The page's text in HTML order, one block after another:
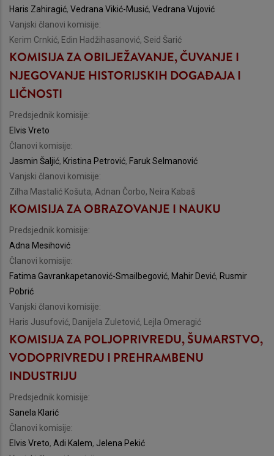
Haris Zahiragić, Vedrana Vikić-Musić, Vedrana Vujović
Vanjski članovi komisije:
Kerim Crnkić, Edin Hadžihasanović, Seid Šarić
KOMISIJA ZA OBILJEŽAVANJE, ČUVANJE I
NJEGOVANJE HISTORIJSKIH DOGAĐAJA I
LIČNOSTI
Predsjednik komisije:
Elvis Vreto
Članovi komisije:
Jasmin Šaljić, Kristina Petrović, Faruk Selmanović
Vanjski članovi komisije:
Zilha Mastalić Košuta, Adnan Čorbo, Neira Kabaš
KOMISIJA ZA OBRAZOVANJE I NAUKU
Predsjednik komisije:
Adna Mesihović
Članovi komisije:
Fatima Gavrankapetanović-Smailbegović, Mahir Dević, Rusmir
Pobrić
Vanjski članovi komisije:
Haris Jusufović, Danijela Zuletović, Lejla Omeragić
KOMISIJA ZA POLJOPRIVREDU, ŠUMARSTVO,
VODOPRIVREDU I PREHRAMBENU
INDUSTRIJU
Predsjednik komisije:
Sanela Klarić
Članovi komisije:
Elvis Vreto, Adi Kalem, Jelena Pekić